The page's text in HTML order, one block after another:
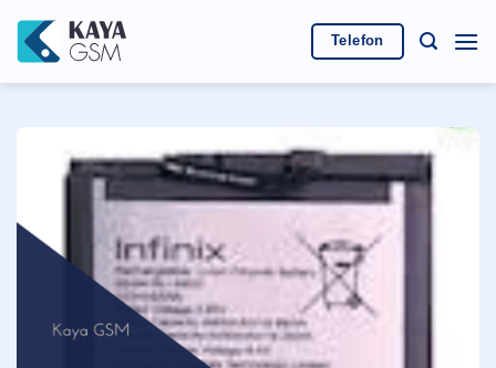
atla
Telefon